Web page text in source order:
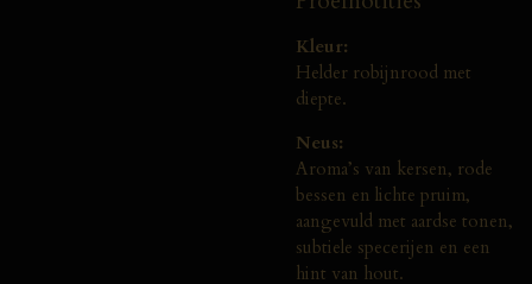
Kleur:
Helder robijnrood met
diepte.
Neus:
Aroma’s van kersen, rode
bessen en lichte pruim,
aangevuld met aardse tonen,
subtiele specerijen en een
hint van hout.